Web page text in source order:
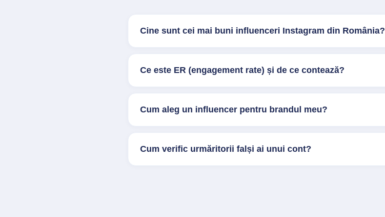
Cine sunt cei mai buni influenceri Instagram din România?
Ce este ER (engagement rate) și de ce contează?
Cum aleg un influencer pentru brandul meu?
Cum verific urmăritorii falși ai unui cont?